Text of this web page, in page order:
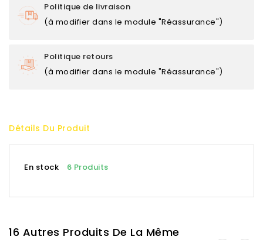
Politique de livraison
(à modifier dans le module "Réassurance")
Politique retours
(à modifier dans le module "Réassurance")
Détails Du Produit
En stock 6 Produits
16 Autres Produits De La Même